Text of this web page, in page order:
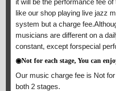
like our shop playing live jazz
system but a charge
musicians are different on a
constant, except forspecial
◉Not for each stage, You can
Our music charge fee is Not
both 2 stages.